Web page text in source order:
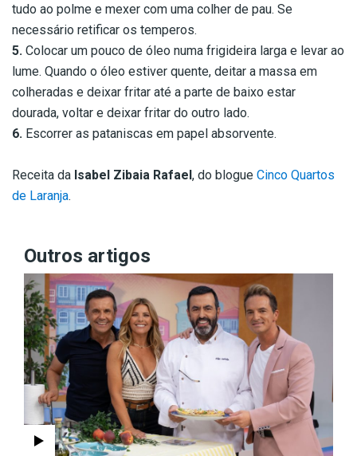
tudo ao polme e mexer com uma colher de pau. Se
necessário retificar os temperos.
5. Colocar um pouco de óleo numa frigideira larga e levar ao
lume. Quando o óleo estiver quente, deitar a massa em
colheradas e deixar fritar até a parte de baixo estar
dourada, voltar e deixar fritar do outro lado.
6. Escorrer as pataniscas em papel absorvente.
Receita da Isabel Zibaia Rafael, do blogue Cinco Quartos
de Laranja.
Outros artigos